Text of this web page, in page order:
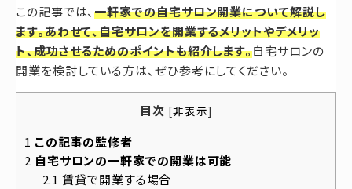
この記事では、一軒家での自宅サロン開業について解説し
ます。あわせて、自宅サロンを開業するメリットやデメリッ
ト、成功させるためのポイントも紹介します。自宅サロンの
開業を検討している方は、ぜひ参考にしてください。
目次 [非表示]
1 この記事の監修者
2 自宅サロンの一軒家での開業は可能
2.1 賃貸で開業する場合